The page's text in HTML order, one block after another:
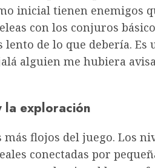
inicial tienen enemigos
con los conjuros
de lo que debería. Es
alguien me hubiera
la exploración
flojos del juego. Los
conectadas por